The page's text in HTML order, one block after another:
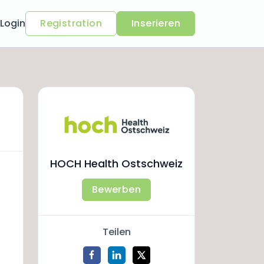
Login Registration Inserieren
HOCH Health Ostschweiz
Bewerben
Teilen